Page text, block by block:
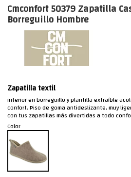
Cmconfort 50379 Zapatilla
Borreguillo Hombre
Zapatilla textil
interior en borreguillo y plantilla extraíble
confort. Piso de goma antideslizante, muy
con tus zapatillas más divertidas a todo
Color